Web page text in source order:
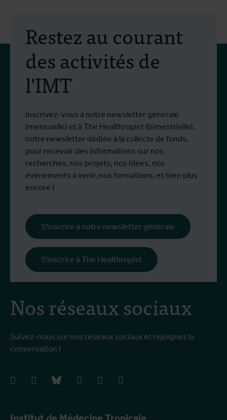
Institut de Médecine Tropicale
Nos réseaux sociaux
Suivez-nous sur nos réseaux sociaux et rejoignez la
conversation !
facebookinstagrambluesky linkedIn youtube
Restez au courant
des activités de
l'IMT
Inscrivez-vous à notre newsletter générale
(mensuelle) et à The Healthropist (bimestrielle),
notre newsletter dédiée à la collecte de fonds,
pour recevoir des informations sur nos
recherches, nos projets, nos idées, nos
événements à venir, nos formations, et bien plus
encore !
S'inscrire à notre newsletter générale
S'inscrire à The Healthropist